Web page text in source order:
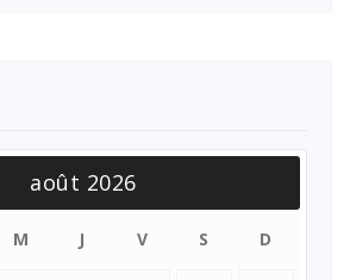
août 2026
M J V S D